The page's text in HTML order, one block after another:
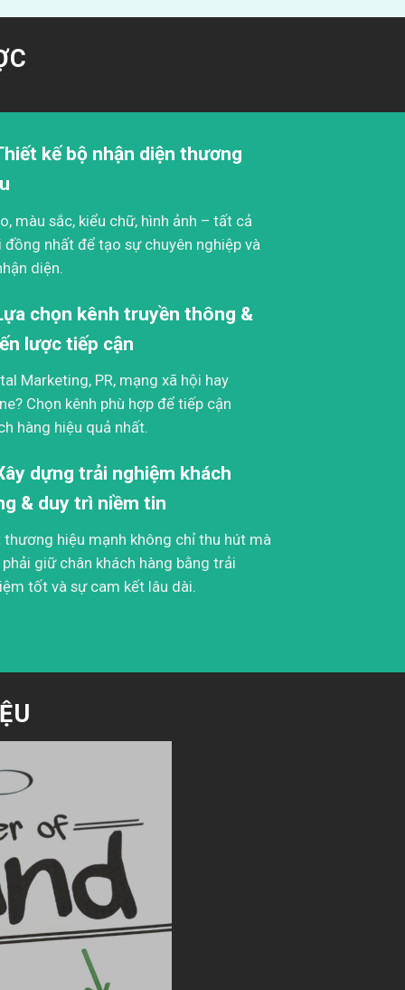
kế bộ nhận diện thương
màu sắc, kiểu chữ, hình ảnh – tất cả
đồng nhất để tạo sự chuyên nghiệp và
diện.
chọn kênh truyền thông &
lược tiếp cận
Marketing, PR, mạng xã hội hay
Chọn kênh phù hợp để tiếp cận
hàng hiệu quả nhất.
dựng trải nghiệm khách
& duy trì niềm tin
hiệu mạnh không chỉ thu hút mà
giữ chân khách hàng bằng trải
tốt và sự cam kết lâu dài.